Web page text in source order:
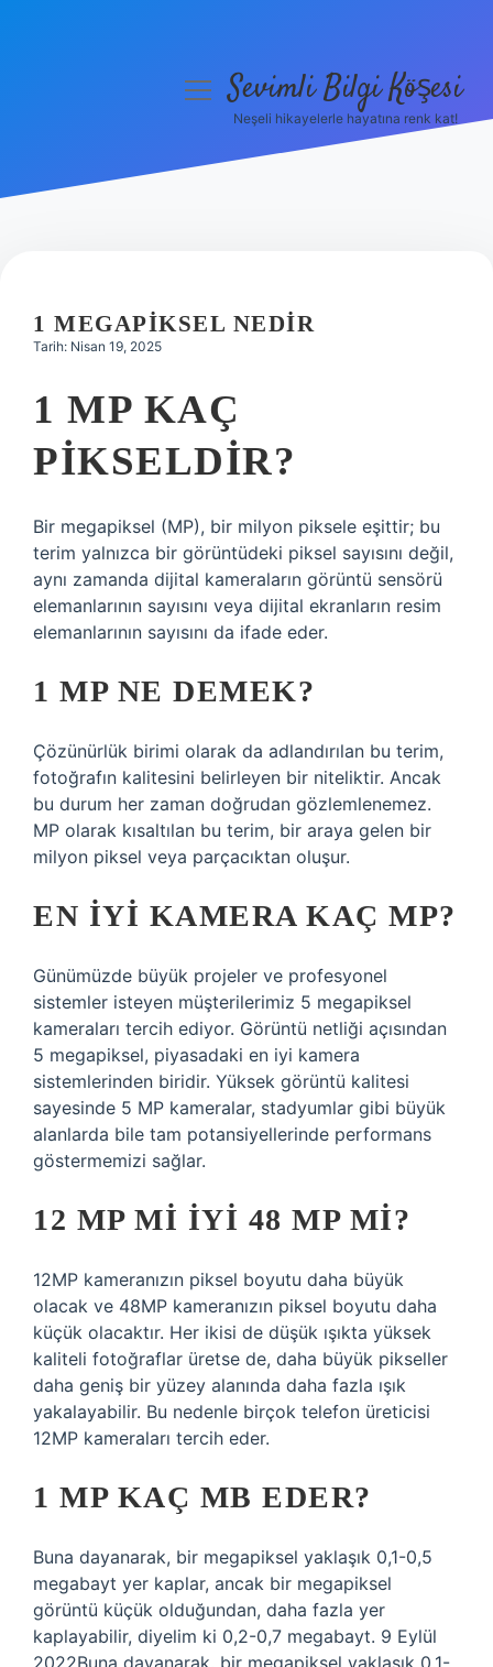
Hakkımızda
menüyüSevimli Bilgi Köşesi
Neşeli hikayelerle hayatına renk kat!
1 MEGAPIKSEL NEDIR
Tarih: Nisan 19, 2025
1 MP KAÇ
PIKSELDIR?
Bir megapiksel (MP), bir milyon piksele eşittir; bu
terim yalnızca bir görüntüdeki piksel sayısını değil,
aynı zamanda dijital kameraların görüntü sensörü
elemanlarının sayısını veya dijital ekranların resim
elemanlarının sayısını da ifade eder.
1 MP NE DEMEK?
Çözünürlük birimi olarak da adlandırılan bu terim,
fotoğrafın kalitesini belirleyen bir niteliktir. Ancak
bu durum her zaman doğrudan gözlemlenemez.
MP olarak kısaltılan bu terim, bir araya gelen bir
milyon piksel veya parçacıktan oluşur.
EN IYI KAMERA KAÇ MP?
Günümüzde büyük projeler ve profesyonel
sistemler isteyen müşterilerimiz 5 megapiksel
kameraları tercih ediyor. Görüntü netliği açısından
5 megapiksel, piyasadaki en iyi kamera
sistemlerinden biridir. Yüksek görüntü kalitesi
sayesinde 5 MP kameralar, stadyumlar gibi büyük
alanlarda bile tam potansiyellerinde performans
göstermemizi sağlar.
12 MP MI IYI 48 MP MI?
12MP kameranızın piksel boyutu daha büyük
olacak ve 48MP kameranızın piksel boyutu daha
küçük olacaktır. Her ikisi de düşük ışıkta yüksek
kaliteli fotoğraflar üretse de, daha büyük pikseller
daha geniş bir yüzey alanında daha fazla ışık
yakalayabilir. Bu nedenle birçok telefon üreticisi
12MP kameraları tercih eder.
1 MP KAÇ MB EDER?
Buna dayanarak, bir megapiksel yaklaşık 0,1-0,5
megabayt yer kaplar, ancak bir megapiksel
görüntü küçük olduğundan, daha fazla yer
kaplayabilir, diyelim ki 0,2-0,7 megabayt. 9 Eylül
2022Buna dayanarak, bir megapiksel yaklaşık 0,1-